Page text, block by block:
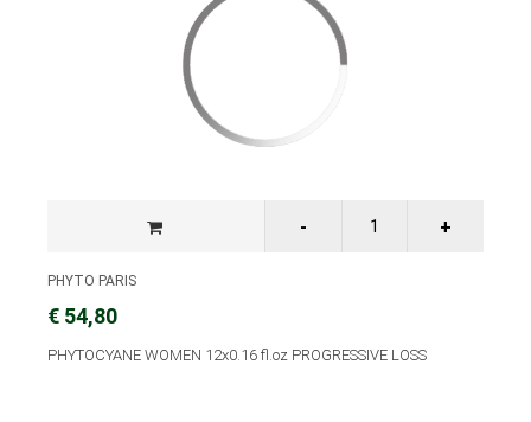
PHYTO PARIS
€ 54,80
PHYTOCYANE WOMEN 12x0.16 fl.oz PROGRESSIVE LOSS